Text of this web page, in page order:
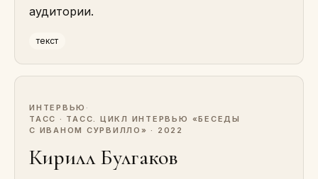
аудитории.
текст
ИНТЕРВЬЮ ·
ТАСС · ТАСС. ЦИКЛ ИНТЕРВЬЮ «БЕСЕДЫ
С ИВАНОМ СУРВИЛЛО» · 2022
Кирилл Булгаков